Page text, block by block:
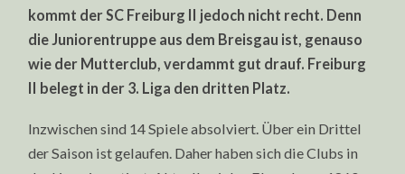
kommt der SC Freiburg II jedoch nicht recht. Denn
die Juniorentruppe aus dem Breisgau ist, genauso
wie der Mutterclub, verdammt gut drauf. Freiburg
II belegt in der 3. Liga den dritten Platz.
Inzwischen sind 14 Spiele absolviert. Über ein Drittel
der Saison ist gelaufen. Daher haben sich die Clubs in